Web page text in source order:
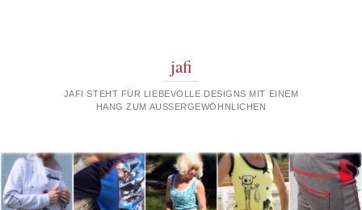
jafi
JAFI STEHT FÜR LIEBEVOLLE DESIGNS MIT EINEM
HANG ZUM AUSSERGEWÖHNLICHEN